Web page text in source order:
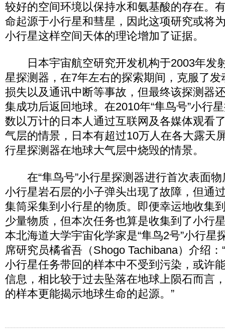
较好的空间环境以保持水和氨基酸的存在。
命起源于小行星和彗星，因此这项研究或将
小行星这样空间天体的理论增加了证据。
日本宇宙航空研究开发机构于2003年发射
星探测器，在7年左右的探索期间，克服了
损失以及通讯中断等事故，但最终该探测器
集成功后返回地球。在2010年“隼鸟号”小行
数以万计的日本人通过互联网及各媒体观看
气层的情景，日本有超过10万人在各大露天
行星探测器在地球大气层中烧毁的情景。
在“隼鸟号”小行星探测器进行首次表面物
小行星岩石层的小子弹头出现了故障，但通
集筒采集到小行星的物质。即便幸运地收集
少量物质，但本次任务也算是收集到了小行
本北海道大学宇宙化学家是“隼鸟2号”小行星
席研究员橘省吾（Shogo Tachibana）介绍
小行星任务带回的样本中不受到污染，或许
信息，相比较于过去坠落在地球上陨石而言
的样本更能揭示地球生命的起源。”